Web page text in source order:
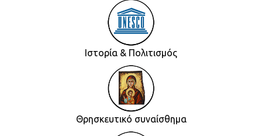
Ιστορία & Πολιτισμός
Θρησκευτικό συναίσθημα